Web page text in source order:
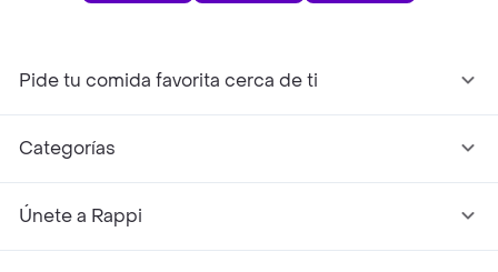
Pide tu comida favorita cerca de ti
Categorías
Únete a Rappi